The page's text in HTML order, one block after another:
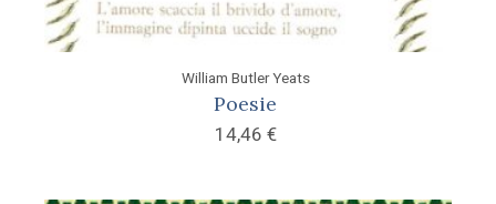
William Butler Yeats
Poesie
14,46 €